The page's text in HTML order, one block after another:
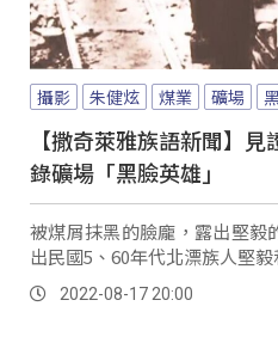
攝影 朱健炫 煤業 礦場
【撒奇萊雅族語新聞】
錄礦場「黑臉英雄」
被煤屑抹黑的臉龐，露出堅毅
出民國5、60年代北漂族人堅毅
2022-08-17 20:00